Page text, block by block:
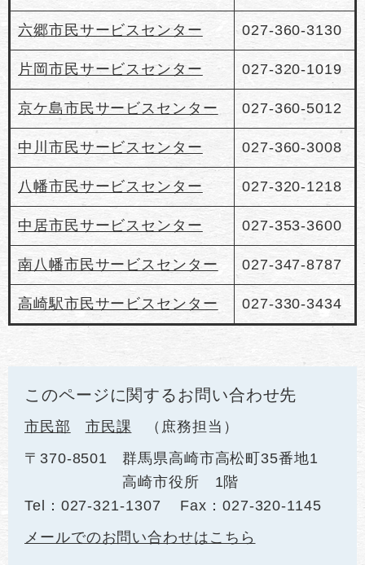
六郷市民サービスセンター 027-360-3130
片岡市民サービスセンター 027-320-1019
京ケ島市民サービスセンター 027-360-5012
中川市民サービスセンター 027-360-3008
八幡市民サービスセンター 027-320-1218
中居市民サービスセンター 027-353-3600
南八幡市民サービスセンター 027-347-8787
高崎駅市民サービスセンター 027-330-3434
このページに関するお問い合わせ先
市民部 市民課
庶務担当
〒370-8501
群馬県高崎市高松町35番地1
高崎市役所 1階
Tel：027-321-1307
Fax：027-320-1145
メールでのお問い合わせはこちら